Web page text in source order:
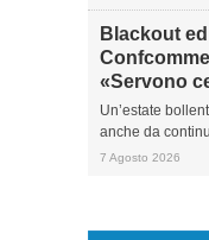
Blackout
«Servono
Un’estate
anche da
7 Agosto 2026